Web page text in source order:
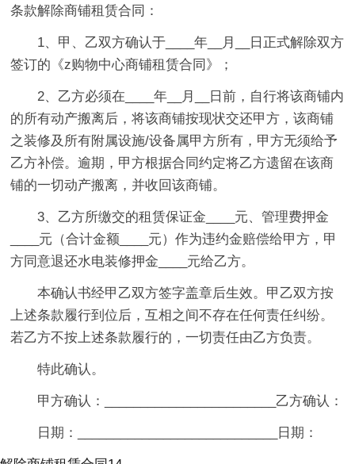
条款解除商铺租赁合同：
1、甲、乙双方确认于____年__月__日正式解除双方
签订的《z购物中心商铺租赁合同》；
2、乙方必须在____年__月__日前，自行将该商铺内
的所有动产搬离后，将该商铺按现状交还甲方，该商铺
之装修及所有附属设施/设备属甲方所有，甲方无须给予
乙方补偿。逾期，甲方根据合同约定将乙方遗留在该商
铺的一切动产搬离，并收回该商铺。
3、乙方所缴交的租赁保证金____元、管理费押金
____元（合计金额____元）作为违约金赔偿给甲方，甲
方同意退还水电装修押金____元给乙方。
本确认书经甲乙双方签字盖章后生效。甲乙双方按
上述条款履行到位后，互相之间不存在任何责任纠纷。
若乙方不按上述条款履行的，一切责任由乙方负责。
特此确认。
甲方确认：________________________乙方确认：
日期：____________________________日期：